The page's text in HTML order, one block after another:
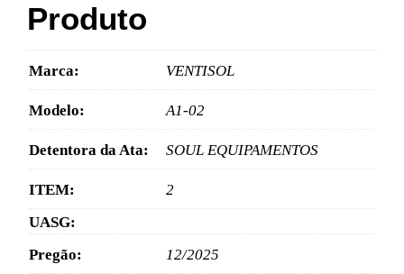
Produto
Marca: VENTISOL
Modelo: A1-02
Detentora da Ata: SOUL EQUIPAMENTOS
ITEM:
2
UASG:
Pregão:
12/2025